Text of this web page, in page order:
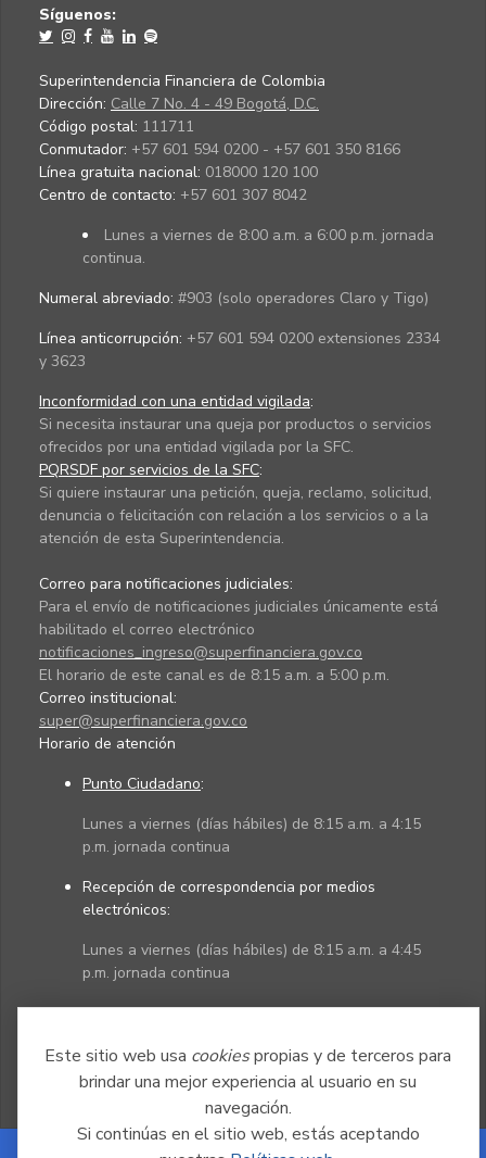
Este sitio web usa cookiespropias y de terceros para
brindar una mejor experiencia al usuario en su
navegación.
Si continúas en el sitio web, estás aceptando
Síguenos:
Superintendencia Financiera de Colombia
Dirección: Calle 7 No. 4 - 49 Bogotá, D.C.
Código postal: 111711
Conmutador: +57 601 594 0200 - +57 601 350 8166
Línea gratuita nacional: 018000 120 100
Centro de contacto: +57 601 307 8042
Lunes a viernes de 8:00 a.m. a 6:00 p.m. jornada
continua.
Numeral abreviado: #903 (solo operadores Claro y Tigo)
Línea anticorrupción: +57 601 594 0200 extensiones 2334
y 3623
Inconformidad con una entidad vigilada:
Si necesita instaurar una queja por productos o servicios
ofrecidos por una entidad vigilada por la SFC.
PQRSDF por servicios de la SFC:
Si quiere instaurar una petición, queja, reclamo, solicitud,
denuncia o felicitación con relación a los servicios o a la
atención de esta Superintendencia.
Correo para notificaciones judiciales:
Para el envío de notificaciones judiciales únicamente está
habilitado el correo electrónico
notificaciones_ingreso@superfinanciera.gov.co
El horario de este canal es de 8:15 a.m. a 5:00 p.m.
Correo institucional:
super@superfinanciera.gov.co
Horario de atención
Punto Ciudadano:
Lunes a viernes (días hábiles) de 8:15 a.m. a 4:15
p.m. jornada continua
Recepción de correspondencia por medios
electrónicos:
Lunes a viernes (días hábiles) de 8:15 a.m. a 4:45
p.m. jornada continua